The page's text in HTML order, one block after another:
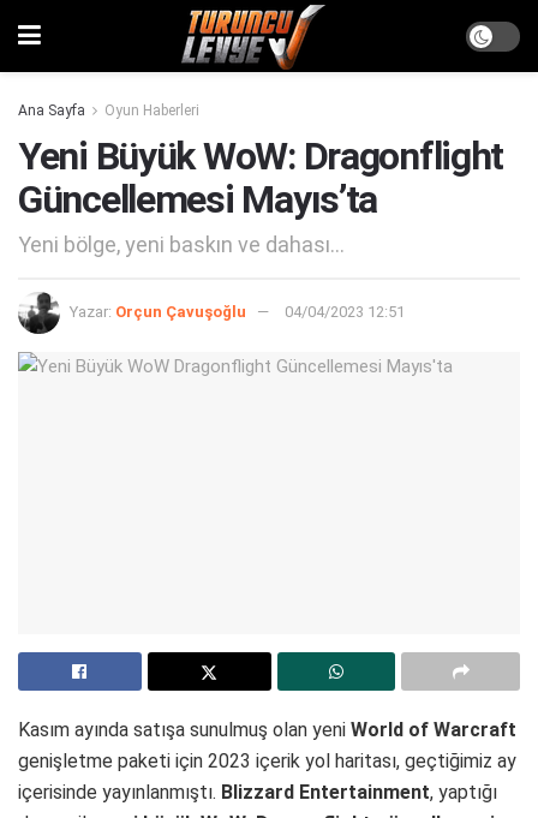
Ana Sayfa Oyun Haberleri
Yeni Büyük WoW: Dragonflight
Güncellemesi Mayıs’ta
Yeni bölge, yeni baskın ve dahası...
Yazar: Orçun Çavuşoğlu 04/04/2023 12:51
Kasım ayında satışa sunulmuş olan yeni World of Warcraft
genişletme paketi için 2023 içerik yol haritası, geçtiğimiz ay
içerisinde yayınlanmıştı. Blizzard Entertainment, yaptığı